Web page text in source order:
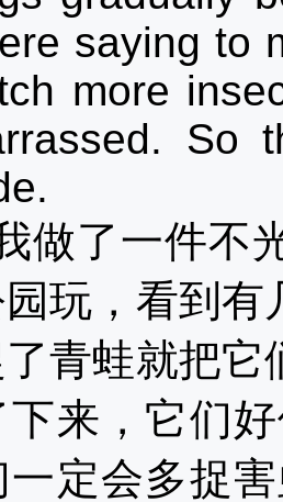
saying to
more
So
做了一件不
园玩，看到
青蛙就把
来，它们
定会多捉